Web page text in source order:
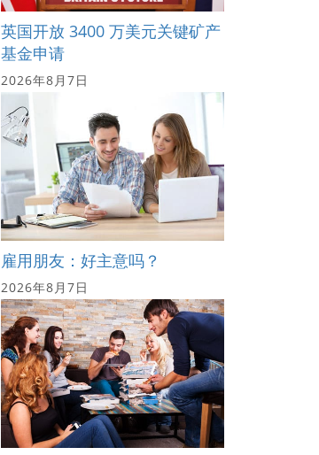
英国开放 3400 万美元关键矿产
基金申请
2026年8月7日
雇用朋友：好主意吗？
2026年8月7日